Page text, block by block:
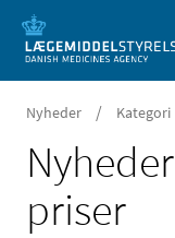
Nyheder / Kategori
priser